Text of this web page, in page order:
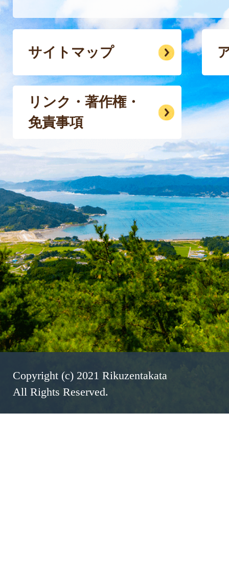
サイトマップ
リンク・著作権・
免責事項
Copyright (c) 2021 Rikuzentakata
All Rights Reserved.